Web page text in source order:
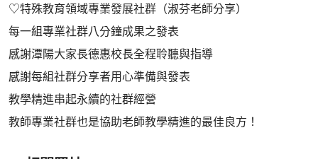
♡特殊教育領域專業發展社群（淑芬老師分享）
每一組專業社群八分鐘成果之發表
感謝潭陽大家長德惠校長全程聆聽與指導
感謝每組社群分享者用心準備與發表
教學精進串起永續的社群經營
教師專業社群也是協助老師教學精進的最佳良方！